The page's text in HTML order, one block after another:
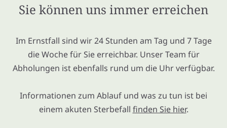
Sie können uns immer erreichen
Im Ernstfall sind wir 24 Stunden am Tag und 7 Tage
die Woche für Sie erreichbar. Unser Team für
Abholungen ist ebenfalls rund um die Uhr verfügbar.
Informationen zum Ablauf und was zu tun ist bei
einem akuten Sterbefall finden Sie hier.